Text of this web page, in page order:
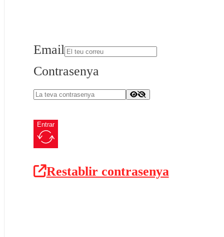
Email
Contrasenya
Entrar
Restablir contrasenya